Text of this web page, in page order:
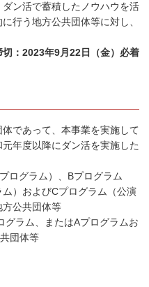
ン活で蓄積したノウハウを活
行う地方公共団体等に対し、
切：2023年9月22日（金）必着
であって、本事業を実施して
年度以降にダン活を実施した
ログラム）、Bプログラム
ム）およびCプログラム（公演
公共団体等
ラム、またはAプログラムお
団体等